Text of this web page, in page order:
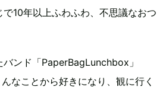
10年以上ふわふわ、不思議なおつ
ンド「PaperBagLunchbox」
んなことから好きになり、観に行く